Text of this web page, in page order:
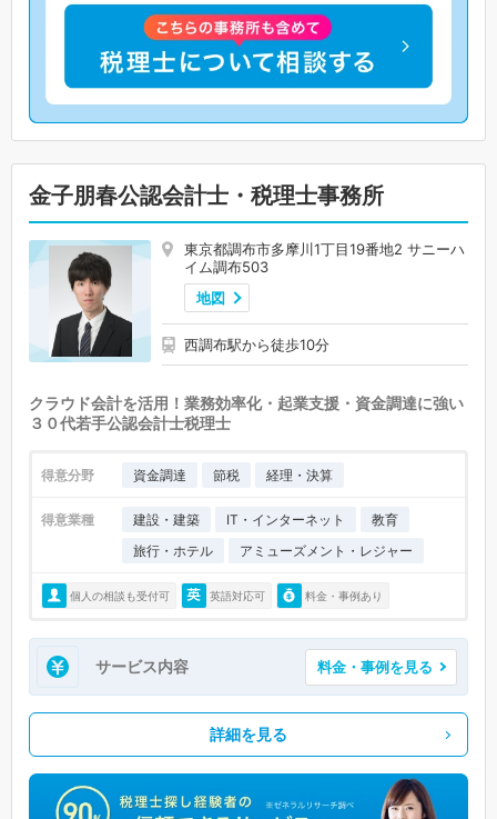
金子朋春公認会計士・税理士事務所
東京都調布市多摩川1丁目19番地2 サニーハ
イム調布503
地図
西調布駅から徒歩10分
クラウド会計を活用！業務効率化・起業支援・資金調達に強い
３０代若手公認会計士税理士
得意分野 資金調達 節税 経理・決算
得意業種 建設・建築 IT・インターネット
教育
旅行・ホテル
アミューズメント・レジャー
個人の相談も受付可 英語対応可 料金・事例あり
サービス内容 料金・事例を見る
詳細を見る